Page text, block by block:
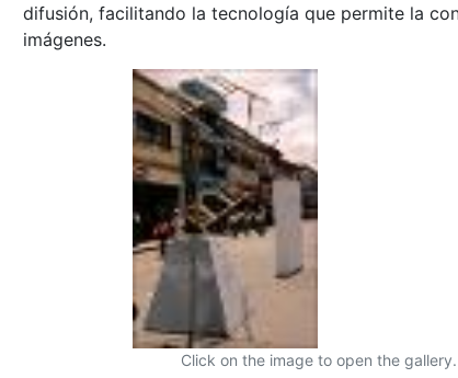
difusión, facilitando la tecnología que permite la
imágenes.
Click on the image to open the gallery.